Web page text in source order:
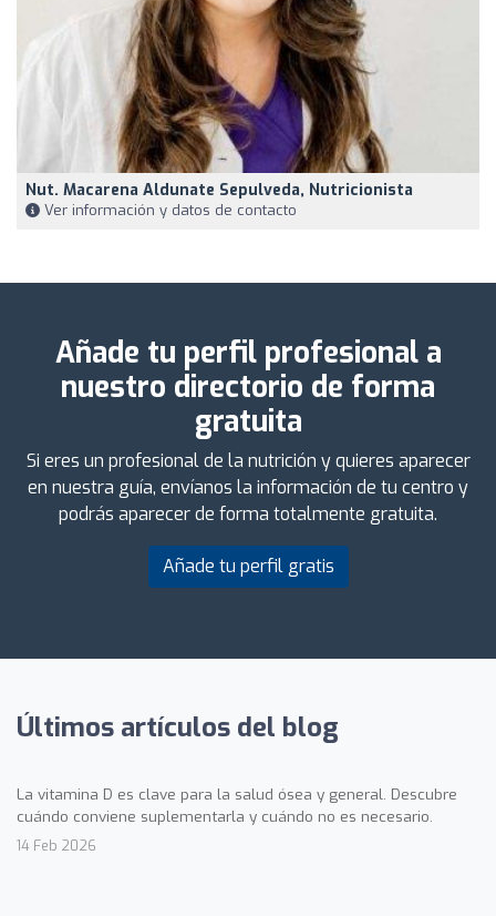
Nut. Macarena Aldunate Sepulveda, Nutricionista
Ver información y datos de contacto
Añade tu perfil profesional a
nuestro directorio de forma
gratuita
Si eres un profesional de la nutrición y quieres aparecer
en nuestra guía, envíanos la información de tu centro y
podrás aparecer de forma totalmente gratuita.
Añade tu perfil gratis
Últimos artículos del blog
La vitamina D es clave para la salud ósea y general. Descubre
cuándo conviene suplementarla y cuándo no es necesario.
14 Feb 2026